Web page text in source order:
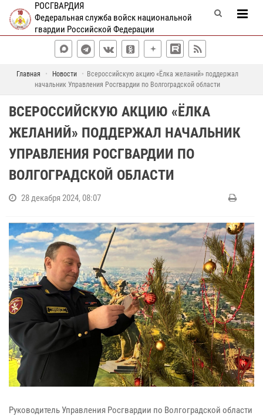
РОСГВАРДИЯ
Федеральная служба войск национальной
гвардии Российской Федерации
Главная Новости
Всероссийскую акцию «Ёлка желаний» поддержал
начальник Управления Росгвардии по Волгоградской области
ВСЕРОССИЙСКУЮ АКЦИЮ «ЁЛКА
ЖЕЛАНИЙ» ПОДДЕРЖАЛ НАЧАЛЬНИК
УПРАВЛЕНИЯ РОСГВАРДИИ ПО
ВОЛГОГРАДСКОЙ ОБЛАСТИ
28 декабря 2024, 08:07
Руководитель Управления Росгвардии по Волгоградской области